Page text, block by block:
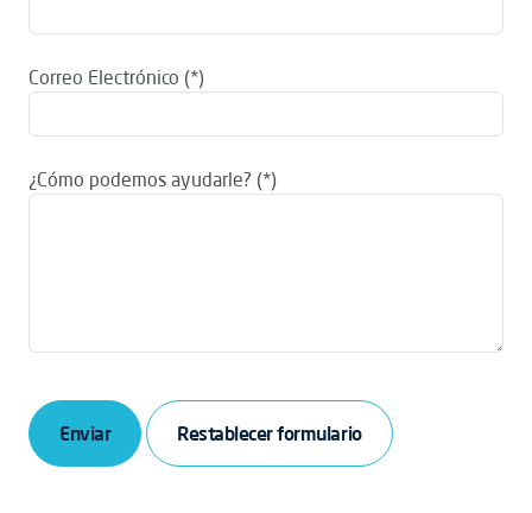
Correo Electrónico
¿Cómo podemos ayudarle?
Enviar